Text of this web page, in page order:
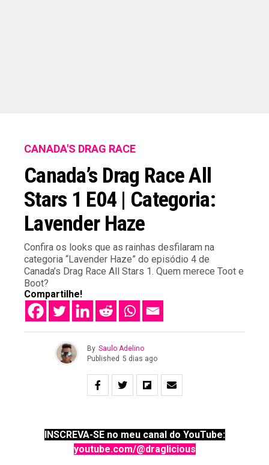
CANADA'S DRAG RACE
Canada’s Drag Race All
Stars 1 E04 | Categoria:
Lavender Haze
Confira os looks que as rainhas desfilaram na
categoria “Lavender Haze” do episódio 4 de
Canada’s Drag Race All Stars 1. Quem merece Toot e
Boot?
Compartilhe!
By Saulo Adelino
Published 5 dias ago
INSCREVA-SE no meu canal do YouTube:
youtube.com/@draglicious